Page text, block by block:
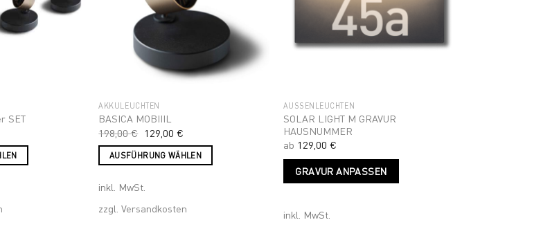
SET
AKKULEUCHTEN
BASICA MOBIIIL
198,00€ 129,00 €
AUSFÜHRUNG WÄHLEN
Produkt
weist
inkl. MwSt.
zzgl.Versandkosten
AUSSENLEUCHTEN
SOLAR LIGHT M GRAVUR
HAUSNUMMER
ab 129,00 €
GRAVUR ANPASSEN
inkl. MwSt.